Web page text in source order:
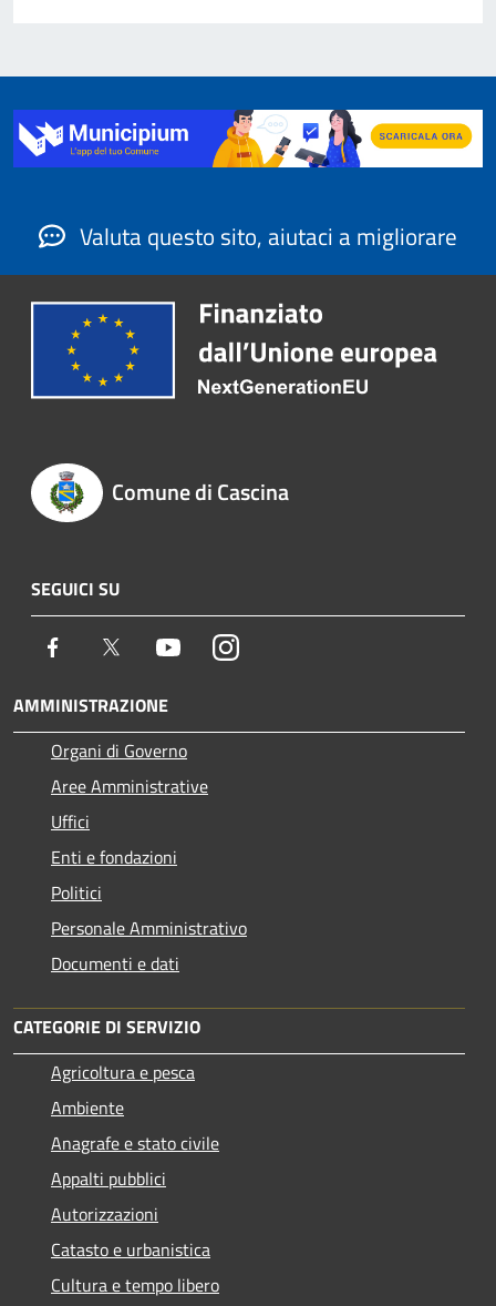
Valuta questo sito, aiutaci a migliorare
Comune di Cascina
SEGUICI SU
Facebook Twitter YoutubeInstagram
AMMINISTRAZIONE
Organi di Governo
Aree Amministrative
Uffici
Enti e fondazioni
Politici
Personale Amministrativo
Documenti e dati
CATEGORIE DI SERVIZIO
Agricoltura e pesca
Ambiente
Anagrafe e stato civile
Appalti pubblici
Autorizzazioni
Catasto e urbanistica
Cultura e tempo libero